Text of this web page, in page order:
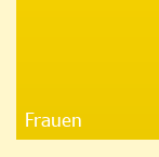
Frauen